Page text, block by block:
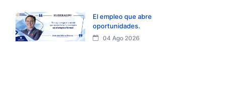
El empleo que abre
oportunidades.
04 Ago 2026